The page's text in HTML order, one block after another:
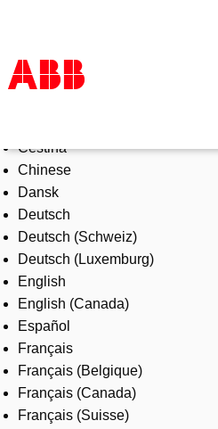
Products & Solutions
Industries
Services
About us
Where to buy
Contact us
Careers
Čeština
Chinese
Dansk
Deutsch
Deutsch (Schweiz)
Deutsch (Luxemburg)
English
English (Canada)
Español
Français
Français (Belgique)
Français (Canada)
Français (Suisse)